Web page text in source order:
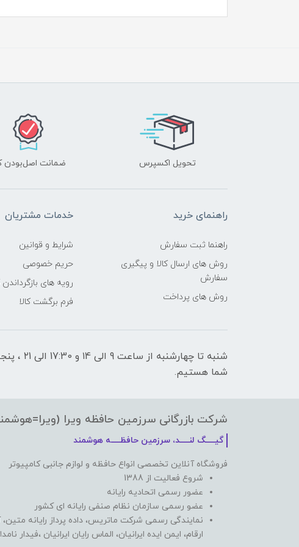
تحویل اکسپرس ضمانت اصل‌بودن
راهنمای خرید
راهنما ثبت سفارش
روش های ارسال کالا و پیگیری
سفارش
روش های پرداخت
خدمات مشتریان
شرایط و قوانین
حریم خصوصی
رویه های بازگرداندن
فرم برگشت کالا
شما هستیم.
شرکت بازرگانی سرزمین حافظه ویرا
گیـــــگ لنـــــد، سرزمین حافظـــــه هوشمند
فروشگاه آنلاین تخصصی انواع حافظه و لوازم جانبی کامپیوتر
شروع فعالیت از 1388
عضور رسمی اتحادیه رایانه
عضو رسمی سازمان نظام صنفی رایانه ای کشور
نمایندگی رسمی شرکت ماتریس، داده پرداز رایانه
ارقام، ایمن ایده ایرانیان، الماس رایان ایرانیان ،فیدار